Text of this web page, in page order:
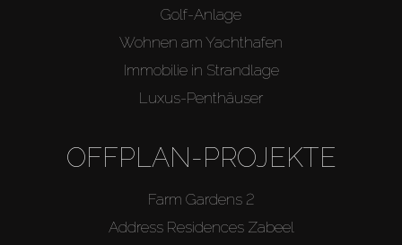
Golf-Anlage
Wohnen am Yachthafen
Immobilie in Strandlage
Luxus-Penthäuser
OFFPLAN-PROJEKTE
Farm Gardens 2
Address Residences Zabeel